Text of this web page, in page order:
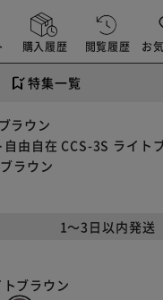
購入履歴 閲覧履歴 お
特集一覧
ラウン
由自在 CCS-3S ライト
ラウン
1～3日以内発送
トブラウン